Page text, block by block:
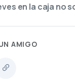
en la caja no
AMIGO